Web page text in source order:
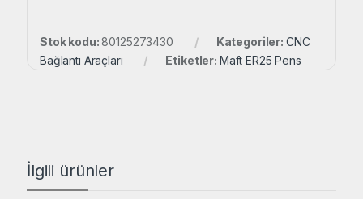
Stok kodu: 80125273430 Kategoriler: CNC
Bağlantı Araçları
Etiketler: Maft ER25 Pens
İlgili ürünler